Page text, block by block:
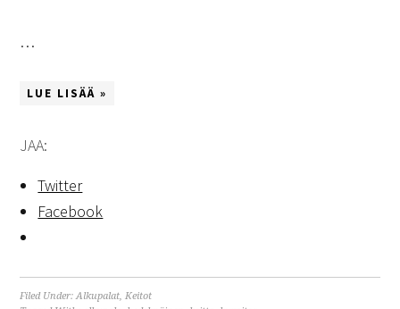
…
LUE LISÄÄ »
JAA:
Twitter
Facebook
Filed Under:Alkupalat,Keitot